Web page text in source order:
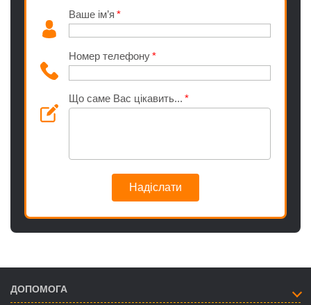
Ваше ім’я
Номер телефону
Що саме Вас цікавить...
Надіслати
ДОПОМОГА